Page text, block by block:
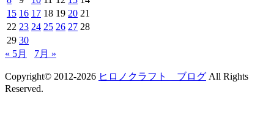
15 16 17 18 19 20 21
22 23 24 25 26 27 28
29 30
« 5月
7月 »
Copyright© 2012-2026 ヒロノクラフト ブログ All Rights
Reserved.